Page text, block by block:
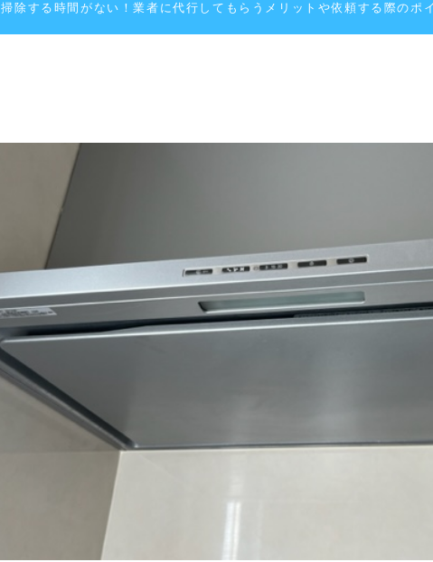
掃除する時間がない！業者に代行してもらうメリットや依頼する際のポ